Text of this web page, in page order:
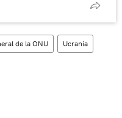
de la ONU Ucrania